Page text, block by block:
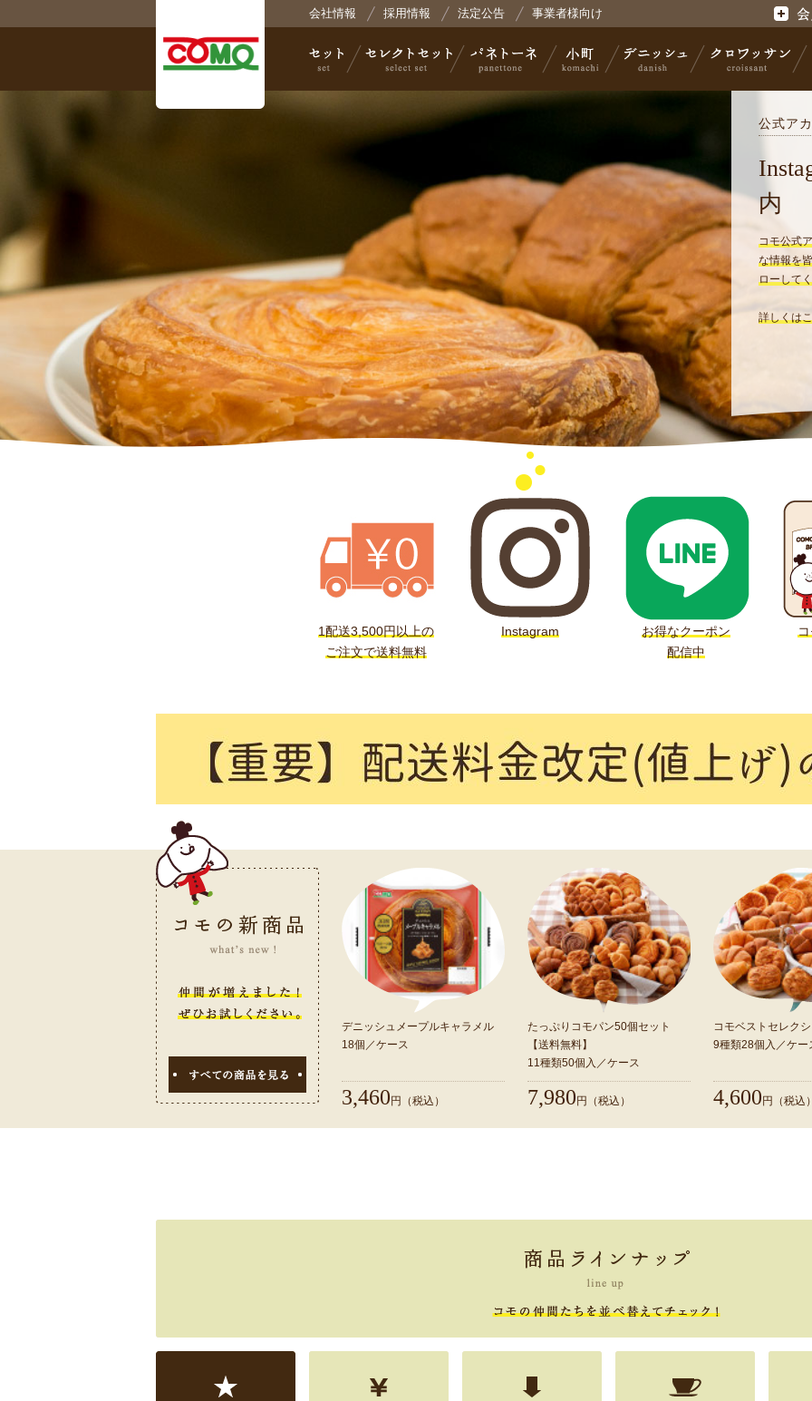
株式会社コモ
会員登
セレクトセット クロワッサン
会社情報 採用情報 法定公告 事業者様向け
公式ア
内
コモ公式
な情報を
ローして
詳しくは
1配送3,500円以上の
ご注文で送料無料
Instagram
お得なクーポン
配信中
仲間が増えました！ ぜひお試しください。
すべての商品を見る
デニッシュメープルキャラメル
18個／ケース
3,460 円（税込）
たっぷりコモパン50個セット
【送料無料】
11種類50個入／ケース
7,980 円（税込）
コモベストセレク
9種類28個入／ケー
4,600 円（税込